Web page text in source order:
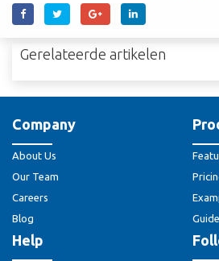
Gerelateerde artikelen
Company
About Us
Our Team
Careers
Blog
Help